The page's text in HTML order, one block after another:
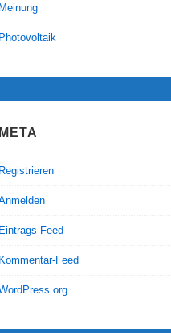
Meinung
Photovoltaik
META
Registrieren
Eintrags-Feed
Kommentar-Feed